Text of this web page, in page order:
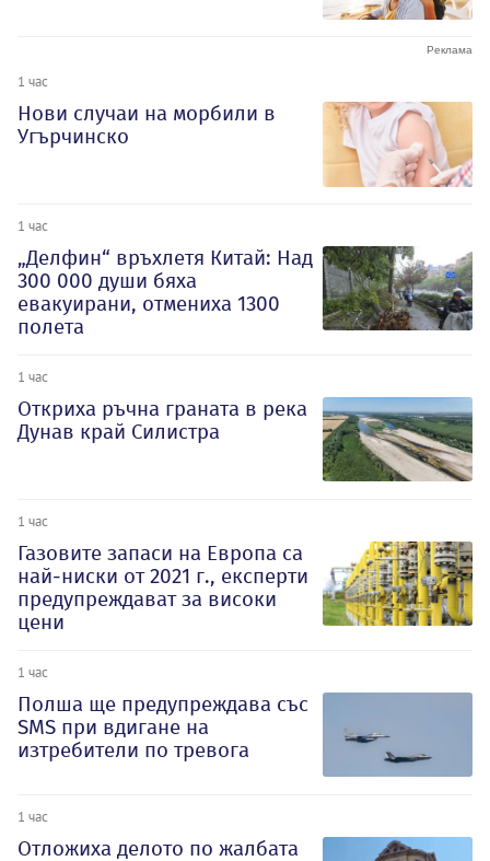
1 час
Нови случаи на морбили в
Угърчинско
1 час
„Делфин“ връхлетя Китай: Над
300 000 души бяха
евакуирани, отмениха 1300
полета
1 час
Откриха ръчна граната в река
Дунав край Силистра
1 час
Газовите запаси на Европа са
най-ниски от 2021 г., експерти
предупреждават за високи
цени
1 час
Полша ще предупреждава със
SMS при вдигане на
изтребители по тревога
1 час
Отложиха делото по жалбата